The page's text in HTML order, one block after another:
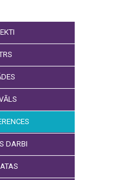
DARBI